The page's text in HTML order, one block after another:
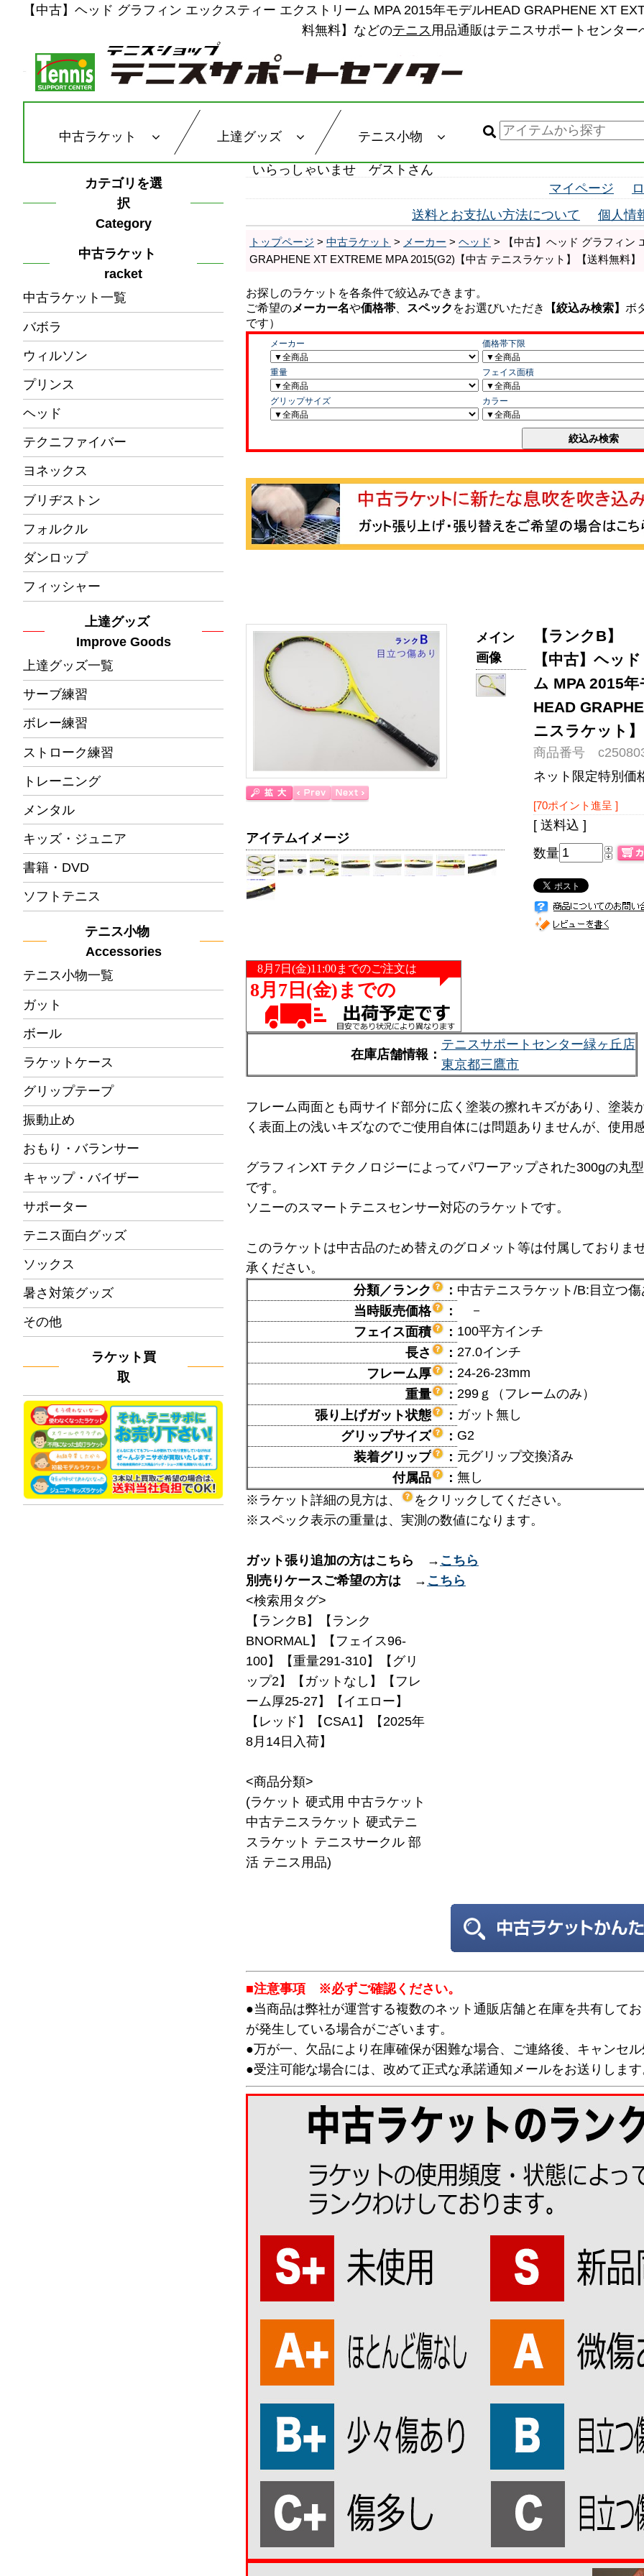
【中古】ヘッド グラフィン エックスティー エクストリーム MPA 2015年モデルHEAD GRAPHENE XT
料無料】などのテニス用品通販はテニスサポートセンター
中古ラケット 上達グッズ テニス小物
カテゴリを選
択
Category
中古ラケット
racket
中古ラケット一覧
バボラ
ウィルソン
プリンス
ヘッド
テクニファイバー
ヨネックス
ブリヂストン
フォルクル
ダンロップ
フィッシャー
上達グッズ
Improve Goods
上達グッズ一覧
サーブ練習
ボレー練習
ストローク練習
トレーニング
メンタル
キッズ・ジュニア
書籍・DVD
ソフトテニス
テニス小物
Accessories
テニス小物一覧
ガット
ボール
ラケットケース
グリップテープ
振動止め
おもり・バランサー
キャップ・バイザー
サポーター
テニス面白グッズ
ソックス
暑さ対策グッズ
その他
ラケット買
取
いらっしゃいませ ゲストさん
マイページ
送料とお支払い方法について
個人情
トップページ > 中古ラケット > メーカー > ヘッド > 【中古】ヘッド グラフィン
GRAPHENE XT EXTREME MPA 2015(G2)【中古 テニスラケット】【送料無料】
【ランクB】
【中古】ヘッ
ム MPA 2015
HEAD
ニスラケット
商品番号
ネット限定特別価
[70ポイント進呈 ]
[ 送料込 ]
数量
メイン
画像
アイテムイメージ
在庫店舗情報：
テニスサポートセンター緑ヶ丘店
東京都三鷹市
フレーム両面とも両サイド部分に広く塗装の擦れキズがあり、塗
く表面上の浅いキズなのでご使用自体には問題ありませんが、使用
グラフィンXT テクノロジーによってパワーアップされた300gの丸
です。
ソニーのスマートテニスセンサー対応のラケットです。
このラケットは中古品のため替えのグロメット等は付属しており
承ください。
分類／ランク
： 中古テニスラケット/B:目立つ
当時販売価格
：
－
フェイス面積
： 100平方インチ
長さ
： 27.0インチ
フレーム厚
： 24-26-23mm
重量
： 299ｇ（フレームのみ）
張り上げガット状態
： ガット無し
グリップサイズ
： G2
装着グリップ
： 元グリップ交換済み
付属品
： 無し
※ラケット詳細の見方は、
をクリックしてください。
※スペック表示の重量は、実測の数値になります。
ガット張り追加の方はこちら → こちら
別売りケースご希望の方は → こちら
<検索用タグ>
【ランクB】【ランク
BNORMAL】【フェイス96-
100】【重量291-310】【グリ
ップ2】【ガットなし】【フレ
ーム厚25-27】【イエロー】
【レッド】【CSA1】【2025年
8月14日入荷】
<商品分類>
(ラケット 硬式用 中古ラケット
中古テニスラケット 硬式テニ
スラケット テニスサークル 部
活 テニス用品)
■注意事項 ※必ずご確認ください。
●当商品は弊社が運営する複数のネット通販店舗と在庫を共有して
が発生している場合がございます。
●万が一、欠品により在庫確保が困難な場合、ご連絡後、キャンセ
●受注可能な場合には、改めて正式な承諾通知メールをお送りしま